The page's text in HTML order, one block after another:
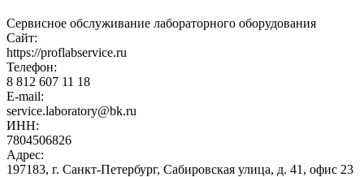
Сервисное обслуживание лабораторного оборудования
Сайт:
https://proflabservice.ru
Телефон:
8 812 607 11 18
E-mail:
service.laboratory@bk.ru
ИНН:
7804506826
Адрес:
197183, г. Санкт-Петербург, Сабировская улица, д. 41, офис 23